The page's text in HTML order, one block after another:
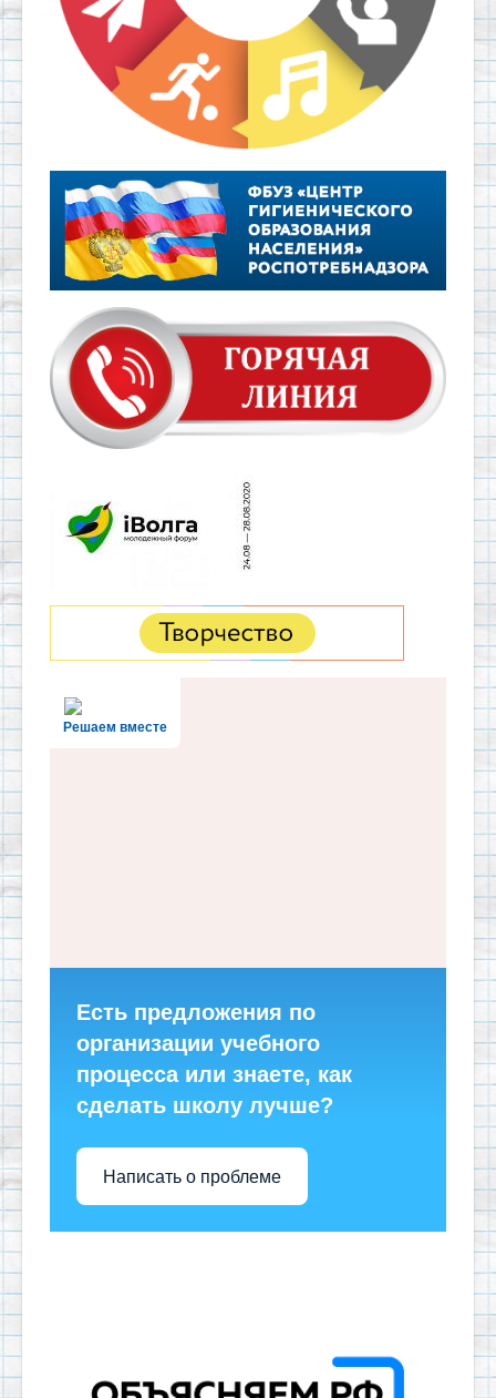
Решаем вместе
Есть предложения по
организации учебного
процесса или знаете, как
сделать школу лучше?
Написать о проблеме